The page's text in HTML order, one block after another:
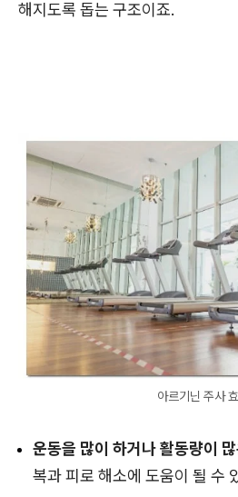
해지도록 돕는 구조이죠.
아르기닌 주사
운동을 많이 하거나 활동량이
복과 피로 해소에 도움이 될 수